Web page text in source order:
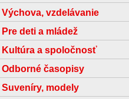
Výchova, vzdelávanie
Pre deti a mládež
Kultúra a spoločnosť
Odborné časopisy
Suveníry, modely